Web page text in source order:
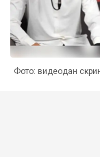
Фото: видеодан